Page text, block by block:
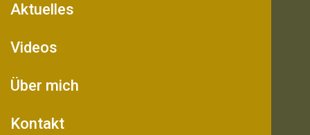
Aktuelles
Videos
Über mich
Kontakt